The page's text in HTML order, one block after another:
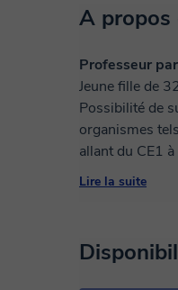
A propos
Professeur
Jeune fille de
Possibilité de
organismes
allant du CE1
Lire la suite